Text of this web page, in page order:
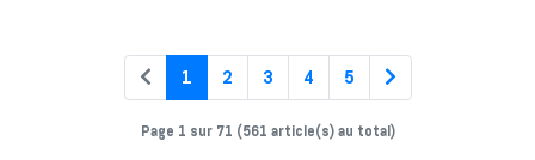
1 2 3 4 5
Page 1 sur 71 (561 article(s) au total)